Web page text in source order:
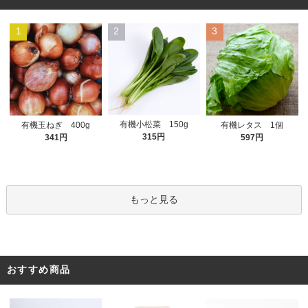
1
有機玉ねぎ 400g
341円
2
有機小松菜 150g
315円
3
有機レタス 1個
597円
もっと見る
おすすめ商品